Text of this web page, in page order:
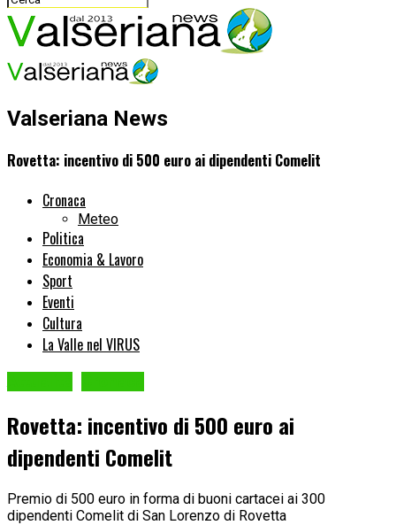
Valseriana News
Rovetta: incentivo di 500 euro ai dipendenti Comelit
Cronaca
Meteo
Politica
Economia & Lavoro
Sport
Eventi
Cultura
La Valle nel VIRUS
Rovetta: incentivo di 500 euro ai
dipendenti Comelit
Premio di 500 euro in forma di buoni cartacei ai 300
dipendenti Comelit di San Lorenzo di Rovetta